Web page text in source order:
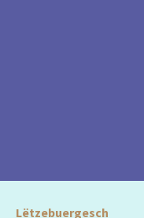
Lëtzebuergesch